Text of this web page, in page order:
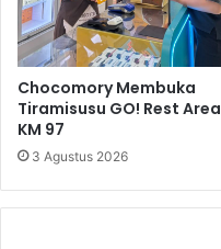
Chocomory Membuka
Tiramisusu GO! Rest Area
KM 97
3 Agustus 2026